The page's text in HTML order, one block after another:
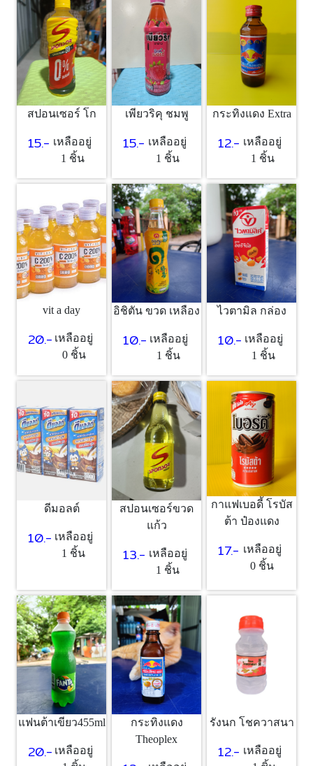
สปอนเซอร์ โก
15.- เหลืออยู่
1 ชิ้น
เพียวริคุ ชมพู
15.- เหลืออยู่
1 ชิ้น
กระทิงแดง Extra
12.- เหลืออยู่
1 ชิ้น
vit a day
20.- เหลืออยู่
0 ชิ้น
อิชิตัน ขวด เหลือง
10.- เหลืออยู่
1 ชิ้น
ไวตามิล กล่อง
10.- เหลืออยู่
1 ชิ้น
ดีมอลต์
10.- เหลืออยู่
1 ชิ้น
สปอนเซอร์ขวด
แก้ว
13.- เหลืออยู่
1 ชิ้น
กาแฟเบอดี้ โรบัส
ต้า ป๋องแดง
17.- เหลืออยู่
0 ชิ้น
แฟนต้าเขียว455ml
20.- เหลืออยู่
กระทิงแดง
Theoplex
รังนก โชควาสนา
12.- เหลืออยู่